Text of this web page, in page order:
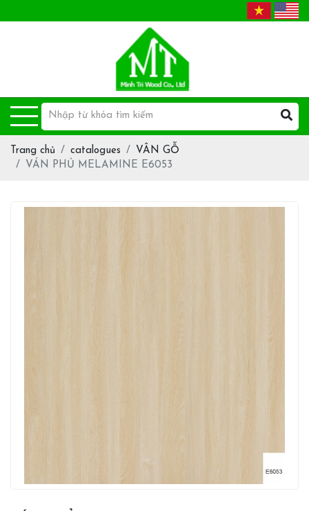
Trang chủ catalogues
VÂN GỖ
VÁN PHỦ MELAMINE E6053